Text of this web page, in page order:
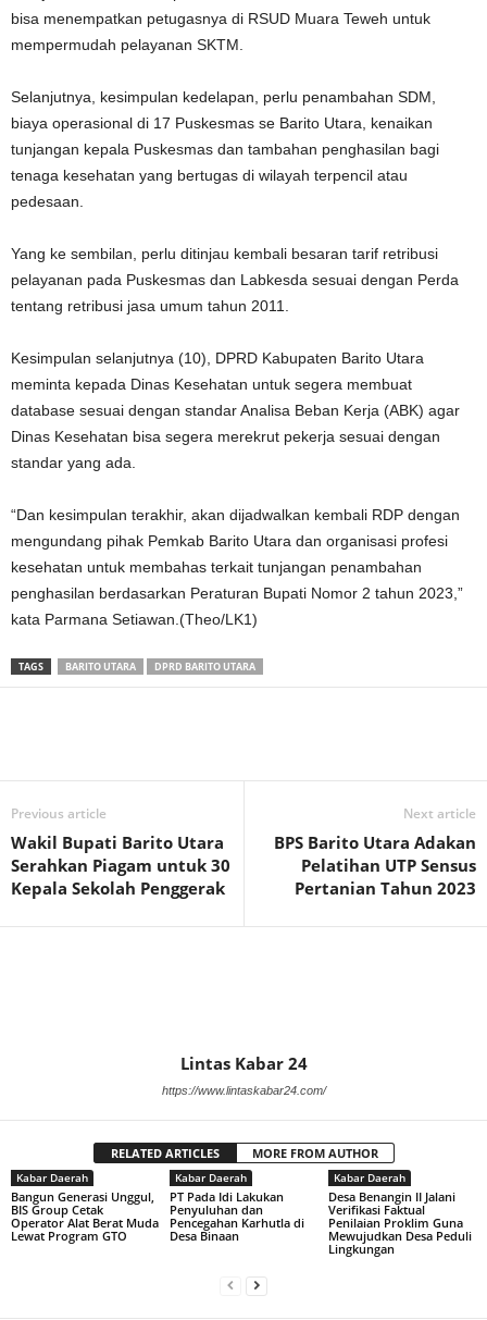
bisa menempatkan petugasnya di RSUD Muara Teweh untuk
mempermudah pelayanan SKTM.
Selanjutnya, kesimpulan kedelapan, perlu penambahan SDM,
biaya operasional di 17 Puskesmas se Barito Utara, kenaikan
tunjangan kepala Puskesmas dan tambahan penghasilan bagi
tenaga kesehatan yang bertugas di wilayah terpencil atau
pedesaan.
Yang ke sembilan, perlu ditinjau kembali besaran tarif retribusi
pelayanan pada Puskesmas dan Labkesda sesuai dengan Perda
tentang retribusi jasa umum tahun 2011.
Kesimpulan selanjutnya (10), DPRD Kabupaten Barito Utara
meminta kepada Dinas Kesehatan untuk segera membuat
database sesuai dengan standar Analisa Beban Kerja (ABK) agar
Dinas Kesehatan bisa segera merekrut pekerja sesuai dengan
standar yang ada.
“Dan kesimpulan terakhir, akan dijadwalkan kembali RDP dengan
mengundang pihak Pemkab Barito Utara dan organisasi profesi
kesehatan untuk membahas terkait tunjangan penambahan
penghasilan berdasarkan Peraturan Bupati Nomor 2 tahun 2023,”
kata Parmana Setiawan.(Theo/LK1)
TAGS BARITO UTARA DPRD BARITO UTARA
Previous article
Wakil Bupati Barito Utara
Serahkan Piagam untuk 30
Kepala Sekolah Penggerak
Next article
BPS Barito Utara Adakan
Pelatihan UTP Sensus
Pertanian Tahun 2023
Lintas Kabar 24
https://www.lintaskabar24.com/
RELATED ARTICLES MORE FROM AUTHOR
Kabar Daerah
Bangun Generasi Unggul,
BIS Group Cetak
Operator Alat Berat Muda
Lewat Program GTO
Kabar Daerah
PT Pada Idi Lakukan
Penyuluhan dan
Pencegahan Karhutla di
Desa Binaan
Kabar Daerah
Desa Benangin II Jalani
Verifikasi Faktual
Penilaian Proklim Guna
Mewujudkan Desa Peduli
Lingkungan